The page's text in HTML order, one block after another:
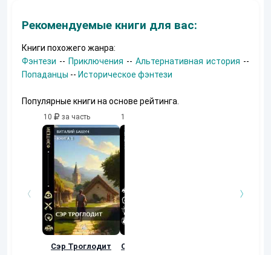
Рекомендуемые книги для вас:
Книги похожего жанра:
Фэнтези -- Приключения -- Альтернативная история --
Попаданцы -- Историческое фэнтези
Популярные книги на основе рейтинга.
10 за часть
Сэр Троглодит
10
Осколки прошлого